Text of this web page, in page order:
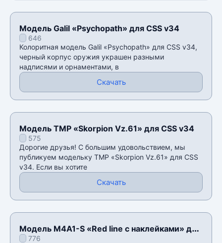
Модель Galil «Psychopath» для CSS v34
646
Колоритная модель Galil «Psychopath» для CSS v34,
черный корпус оружия украшен разными
надписями и орнаментами, в
Скачать
Модель TMP «Skorpion Vz.61» для CSS v34
575
Дорогие друзья! С большим удовольствием, мы
публикуем модельку TMP «Skorpion Vz.61» для CSS
v34. Если вы хотите
Скачать
Модель M4A1-S «Red line с наклейками» для
CSS v34
776